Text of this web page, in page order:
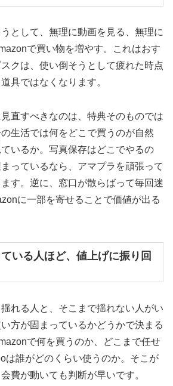
として、無理に動画を見る、無理に
で買い物を増やす。これはおす
クは、使い倒そうとして疲れた時点
具ではなくなります。
直すべきなのは、特典そのものでは
生活では何をどこで買うのが自然
いるか。写真保存はどこでやるの
っているなら、アマプラを頑張って
す。逆に、窓口が散らばって毎回迷
に一部を寄せることで価値が出る
いる人ほど、値上げに振り回
れる人と、そこまで揺れない人がい
方が固まっているかどうかで決まる
で何を買うのか、どこまで任せ
は誰がどのくらい使うのか。そこが
費が動いても判断が早いです。